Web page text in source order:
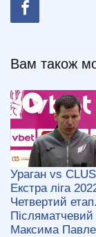
Вам також
Ураган vs
Екстра ліга
Четвертий
Максима